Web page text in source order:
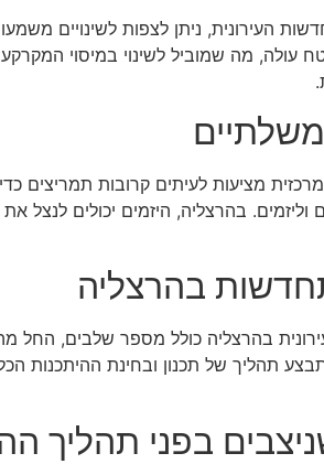
העירונית, ניתן לצפות לשינויים
מה שמוביל לשינוי במיסוי
מציעות לעיתים קרובות תמריצים
בהרצליה, היזמים יכולים לנצל
בהרצליה
בהרצליה כולל מספר שלבים, החל
תהליך של תכנון ובחינת ההיתכנות
בפני תהליך